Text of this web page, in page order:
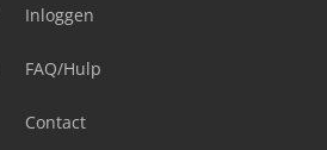
Inloggen
FAQ/Hulp
Contact